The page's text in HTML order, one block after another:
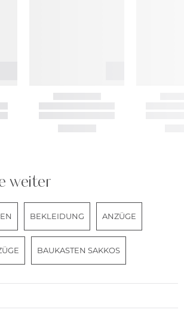
weiter
BEKLEIDUNG ANZÜGE
BAUKASTEN SAKKOS